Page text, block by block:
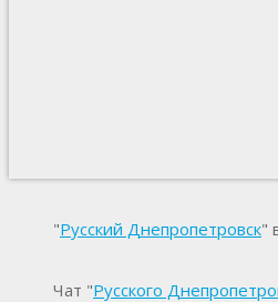
"Русский Днепропетровск"
Чат "Русского